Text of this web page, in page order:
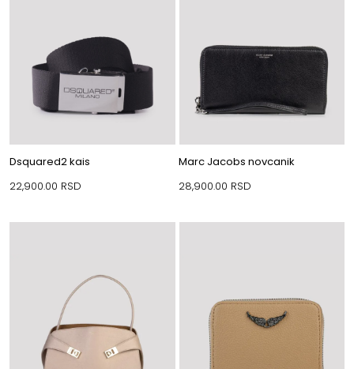
Dsquared2 kais
22,900.00 RSD
Marc Jacobs novcanik
28,900.00 RSD